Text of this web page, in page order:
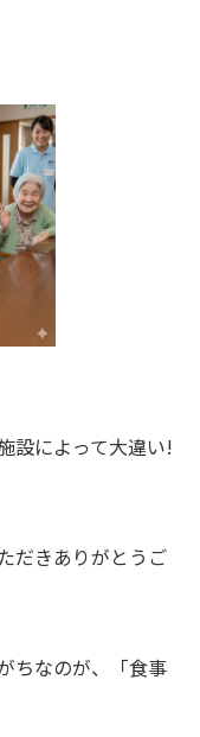
設によって大違い!
だきありがとうご
ちなのが、「食事